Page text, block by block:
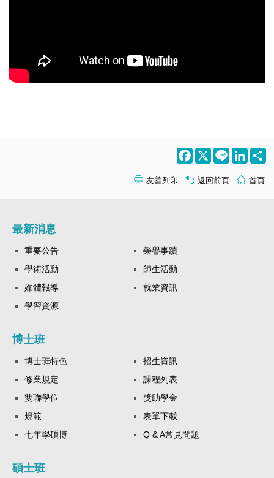
Facebook
X Line
友善列印 返回前頁 首頁
最新消息
重要公告
榮譽事蹟
學術活動
師生活動
媒體報導
就業資訊
學習資源
博士班
博士班特色
招生資訊
修業規定
課程列表
雙聯學位
獎助學金
規範
表單下載
七年學碩博
Q & A常見問題
碩士班